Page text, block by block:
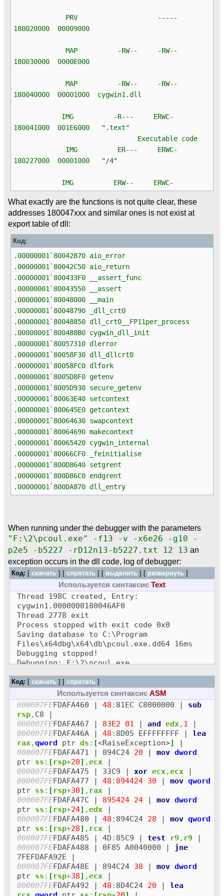
PRV -----
180020000 00009000
MAP -RW-- -RW--
180030000 0000E000
MAP -RW-- -RW--
180040000 00001000 cygwin1.dll
IMG -R--- ERWC-
180041000 001E6000 ".text"
Executable code
IMG ER--- ERWC-
180227000 00001000 "/4"
IMG ERW-- ERWC-
What exactly are the functions is not quite clear, these
addresses 180047xxx and similar ones is not exist at
export table of dll:
Код:
.00000001`80042870 aio_error
.00000001`80042C50 aio_return
.00000001`800433F0 __assert_func
.00000001`80043550 __assert
.00000001`80048000 __main
.00000001`80048790 _dll_crt0
.00000001`80048850 dll_crt0__FP11per_process
.00000001`800488B0 cygwin_dll_init
.00000001`80057310 dlerror
.00000001`80058F30 dll_dllcrt0
.00000001`80058FC0 dlfork
.00000001`8005D8F0 getenv
.00000001`8005D930 secure_getenv
.00000001`80063E40 setcontext
.00000001`800645E0 getcontext
.00000001`80064630 swapcontext
.00000001`80064690 makecontext
.00000001`80065420 cygwin_internal
.00000001`80066CF0 _feinitialise
.00000001`800D8640 setgrent
.00000001`800D86C0 endgrent
.00000001`800DA870 dll_entry
When running under the debugger with the parameters
"F:\2\pcoul.exe" -f13 -v -x6e26 -g10 -
p2e5 -b5227 -rD12n13-b5227.txt 12 13 an
exception occurs in the dll code, log of debugger:
Код: [скачать ] [спрятать ] [ выделить ] [ развернуть ]
Используется синтаксис Text
Thread 198C created, Entry:
cygwin1.0000000180046AF0
Thread 2778 exit
Process stopped with exit code 0x0
Saving database to C:\Program
Files\x64dbg\x64\db\pcoul.exe.dd64 16ms
Debugging stopped!
Debugging: F:\2\pcoul.exe
Files\x64dbg\x64\db\pcoul.exe.dd64
Loading commandline...
Process Started: 100400000 F:\2\pcoul.exe
Loading database from C:\Program
Files\x64dbg\x64\db\pcoul.exe.dd64 0ms
Skipping unsupported debug type
IMAGE_DEBUG_TYPE_CODEVIEW in module
pcoul.exe...
Did not find any supported debug types in
module pcoul.exe!
Breakpoint at 100401000 (entry breakpoint)
set!
DLL Loaded: 77840000
C:\Windows\System32\ntdll.dll
DLL Loaded: 77620000
C:\Windows\System32\kernel32.dll
DLL Loaded: 7FEFDAF0000
C:\Windows\System32\KernelBase.dll
Skipping unsupported debug type
IMAGE_DEBUG_TYPE_CODEVIEW in module
cygwin1.dll...
Did not find any supported debug types in
module cygwin1.dll!
Код: [скачать ] [спрятать ]
Используется синтаксисASM
000007FEFDAFA460 |48 : 81EC C8000000 | sub
rsp, C8 |
000007FEFDAFA467 | 83E2 01 |and edx, 1
|
000007FEFDAFA46A |48 : 8D05 EFFFFFFFF |lea
rax,qword ptrds : [<RaiseException>]
|
000007FEFDAFA471 | 894C24 20 |mov dword
ptr ss : [ rsp+20] ,ecx |
000007FEFDAFA475 | 33C9 | xor ecx,ecx |
000007FEFDAFA477 |48 : 894424 30 |mov qword
ptr ss : [ rsp+30] , rax |
000007FEFDAFA47C | 895424 24 |mov dword
ptr ss : [ rsp+24] ,edx |
000007FEFDAFA480 |48 : 894C24 28 |mov qword
ptr ss : [ rsp+28] , rcx |
000007FEFDAFA485 | 4D : 85C9 |test r9 , r9 |
000007FEFDAFA488 | 0F85 A0040000 | jne
7FEFDAFA92E |
000007FEFDAFA48E | 894C24 38 |mov dword
ptr ss : [ rsp+38] ,ecx |
000007FEFDAFA492 |48 : 8D4C24 20 |lea